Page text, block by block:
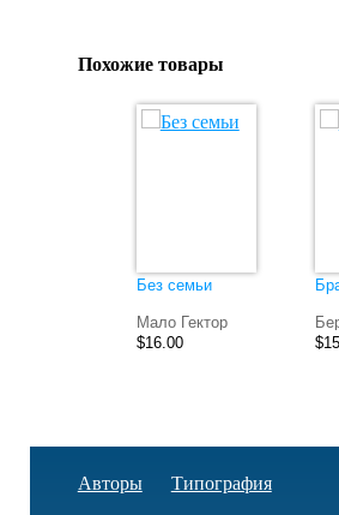
Похожие товары
Без семьи
Мало Гектор
$16.00
Авторы
Типография